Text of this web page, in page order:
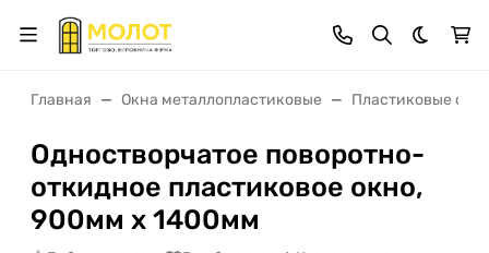
Темная
Главная Окна металлопластиковые Пластиковые
Одностворчатое поворотно-
откидное пластиковое окно,
900мм х 1400мм